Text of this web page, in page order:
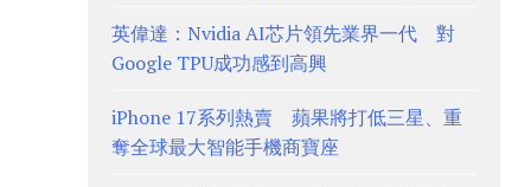
英偉達：Nvidia AI芯片領先業界一代 對
Google TPU成功感到高興
iPhone 17系列熱賣 蘋果將打低三星、重
奪全球最大智能手機商寶座